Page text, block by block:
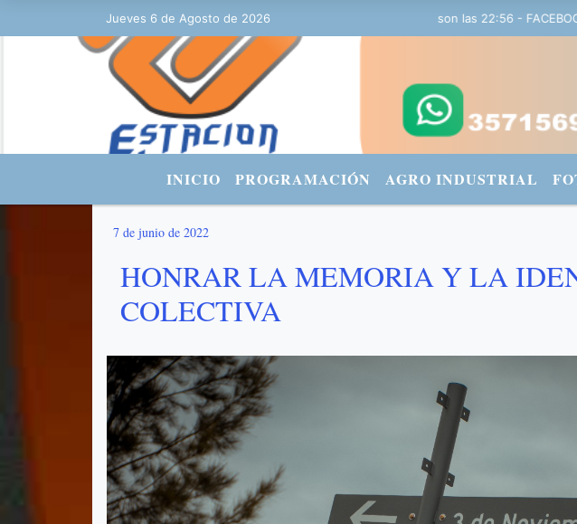
Jueves 6 de Agosto de 2026Hoy es Jueves 6 de Agosto de 2026 y son las 22:56 - FACEBOOK:
INICIO PROGRAMACIÓN AGRO INDUSTRIAL
7 de junio de 2022
HONRAR LA MEMORIA Y LA
COLECTIVA